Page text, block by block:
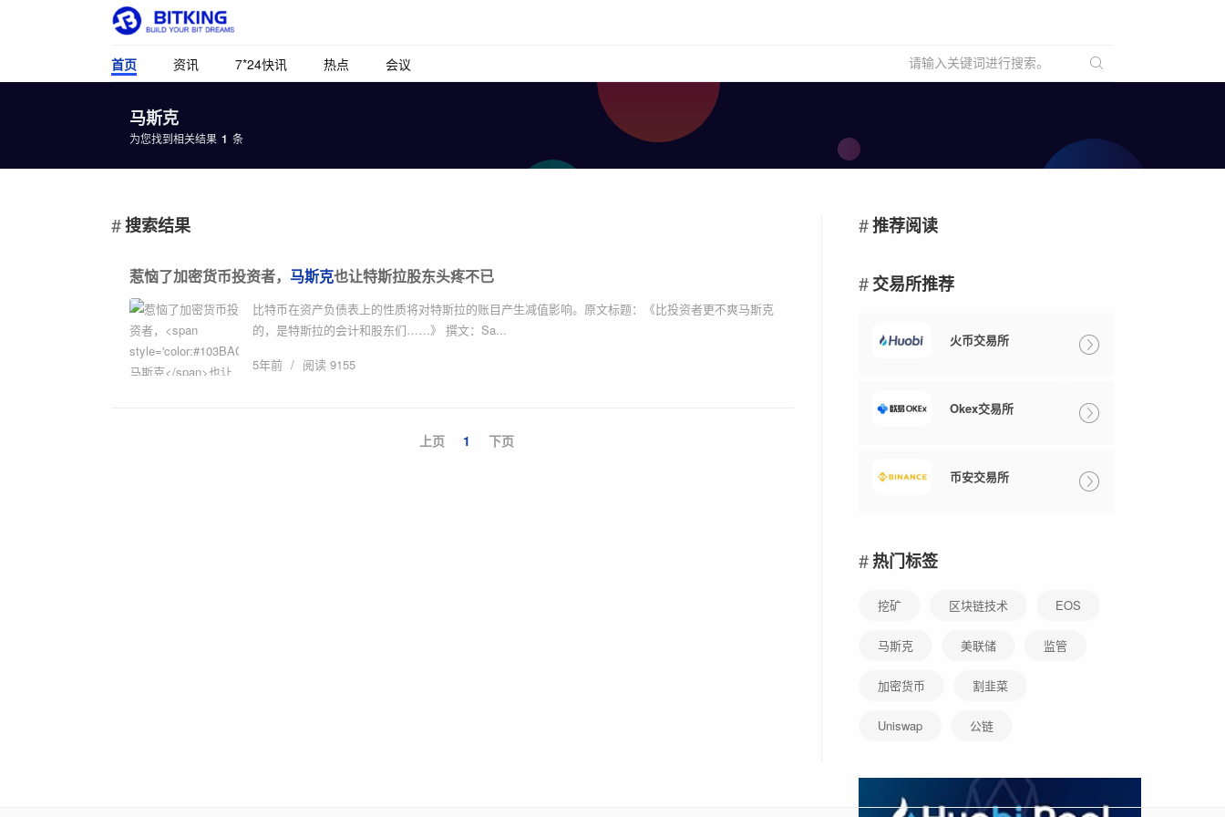
首页 资讯 7*24快讯 热点 会议
马斯克
为您找到相关结果 1 条
搜索结果
惹恼了加密货币投资者， 马斯克也让特斯拉股东头疼不已
比特币在资产负债表上的性质将对特斯拉的账目产生减值影响。原文标题：《比投资者更不爽马斯克
的，是特斯拉的会计和股东们……》 撰文：Sa...
5年前 / 阅读 9155
上页 1 下页
推荐阅读
交易所推荐
火币交易所
Okex交易所
币安交易所
热门标签
挖矿 区块链技术 EOS
马斯克 美联储 监管
加密货币 割韭菜
Uniswap 公链